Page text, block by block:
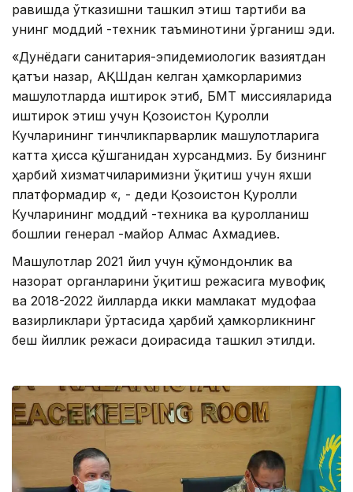
равишда ўтказишни ташкил этиш тартиби ва
унинг моддий -техник таъминотини ўрганиш эди.
«Дунёдаги санитария-эпидемиологик вазиятдан
қатъи назар, AҚШдан келган ҳамкорларимиз
машғулотларда иштирок этиб, БМТ миссияларида
иштирок этиш учун Қозоғистон Қуролли
Кучларининг тинчликпарварлик машғулотларига
катта ҳисса қўшганидан хурсандмиз. Бу бизнинг
ҳарбий хизматчиларимизни ўқитиш учун яхши
платформадир «, - деди Қозоғистон Қуролли
Кучларининг моддий -техника ва қуролланиш
бошлиғи генерал -майор Aлмас Aхмадиев.
Машғулотлар 2021 йил учун қўмондонлик ва
назорат органларини ўқитиш режасига мувофиқ
ва 2018-2022 йилларда икки мамлакат мудофаа
вазирликлари ўртасида ҳарбий ҳамкорликнинг
беш йиллик режаси доирасида ташкил этилди.